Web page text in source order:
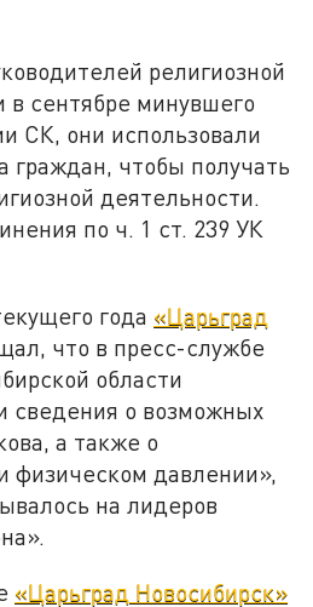
религиозной
сентябре минувшего
СК, они использовали
граждан, чтобы получать
деятельности.
по ч. 1 ст. 239 УК
года «Царьград
что в пресс-службе
области
сведения о возможных
а также о
физическом давлении»,
на лидеров
«Царьград Новосибирск»